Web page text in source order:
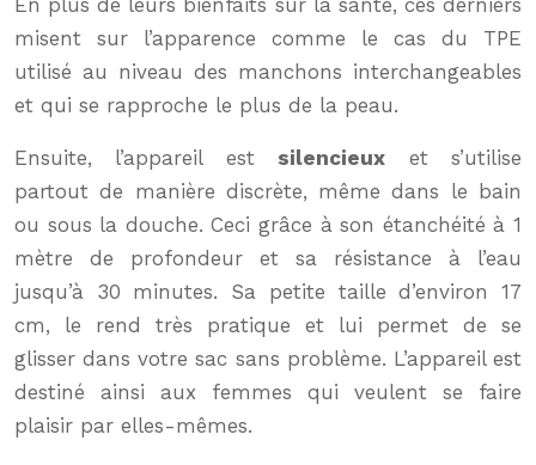
En plus de leurs bienfaits sur la santé, ces derniers
misent sur l’apparence comme le cas du TPE
utilisé au niveau des manchons interchangeables
et qui se rapproche le plus de la peau.
Ensuite, l’appareil est silencieux et s’utilise
partout de manière discrète, même dans le bain
ou sous la douche. Ceci grâce à son étanchéité à 1
mètre de profondeur et sa résistance à l’eau
jusqu’à 30 minutes. Sa petite taille d’environ 17
cm, le rend très pratique et lui permet de se
glisser dans votre sac sans problème. L’appareil est
destiné ainsi aux femmes qui veulent se faire
plaisir par elles-mêmes.